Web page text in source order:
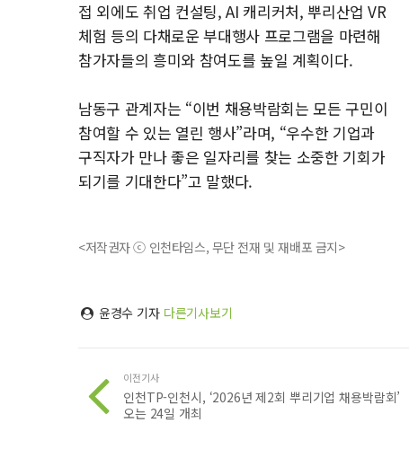
접 외에도 취업 컨설팅, AI 캐리커처, 뿌리산업 VR
체험 등의 다채로운 부대행사 프로그램을 마련해
참가자들의 흥미와 참여도를 높일 계획이다.
남동구 관계자는 “이번 채용박람회는 모든 구민이
참여할 수 있는 열린 행사”라며, “우수한 기업과
구직자가 만나 좋은 일자리를 찾는 소중한 기회가
되기를 기대한다”고 말했다.
<저작권자 ⓒ 인천타임스, 무단 전재 및 재배포 금지>
윤경수 기자 다른기사보기
이전기사
인천TP-인천시, ‘2026년 제2회 뿌리기업 채용박람회’
오는 24일 개최